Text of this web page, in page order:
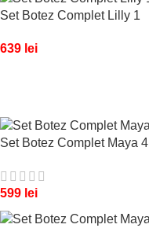
Set Botez Complet Lilly 1
639 lei
Set Botez Complet Maya 4
599 lei